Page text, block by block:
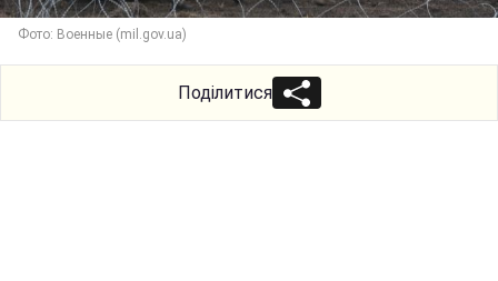
Фото: Военные (mil.gov.ua)
Поділитися